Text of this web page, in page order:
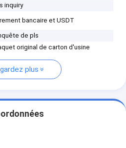
inquiry
bancaire et USDT
de pls
original de carton d'usine
plus